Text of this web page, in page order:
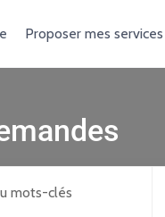
Proposer mes services